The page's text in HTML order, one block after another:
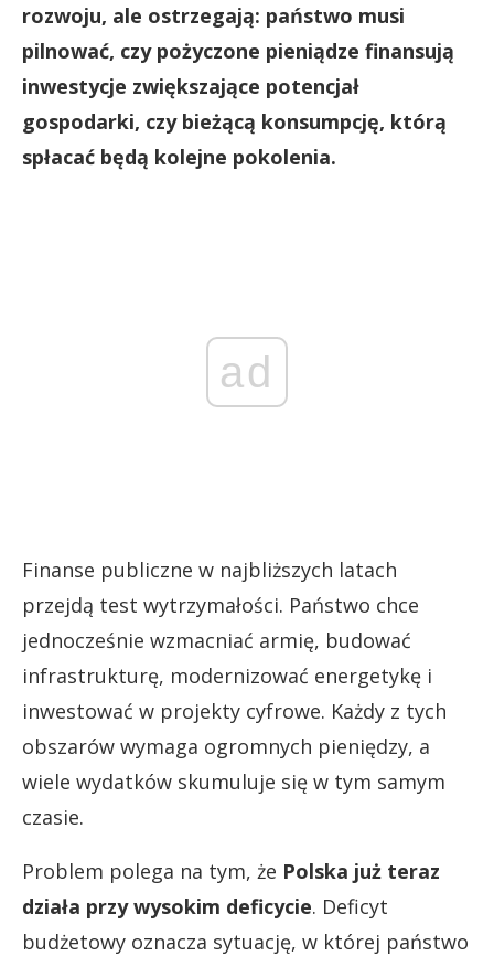
rozwoju, ale ostrzegają: państwo musi
pilnować, czy pożyczone pieniądze finansują
inwestycje zwiększające potencjał
gospodarki, czy bieżącą konsumpcję, którą
spłacać będą kolejne pokolenia.
ad
Finanse publiczne w najbliższych latach
przejdą test wytrzymałości. Państwo chce
jednocześnie wzmacniać armię, budować
infrastrukturę, modernizować energetykę i
inwestować w projekty cyfrowe. Każdy z tych
obszarów wymaga ogromnych pieniędzy, a
wiele wydatków skumuluje się w tym samym
czasie.
Problem polega na tym, że Polska już teraz
działa przy wysokim deficycie. Deficyt
budżetowy oznacza sytuację, w której państwo